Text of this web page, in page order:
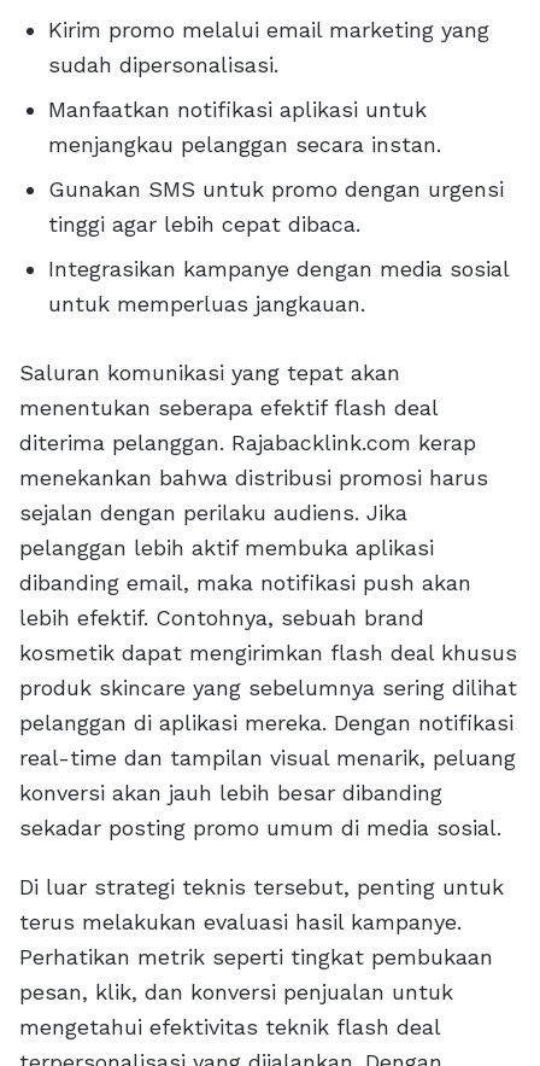
Kirim promo melalui email marketing yang
sudah dipersonalisasi.
Manfaatkan notifikasi aplikasi untuk
menjangkau pelanggan secara instan.
Gunakan SMS untuk promo dengan urgensi
tinggi agar lebih cepat dibaca.
Integrasikan kampanye dengan media sosial
untuk memperluas jangkauan.
Saluran komunikasi yang tepat akan
menentukan seberapa efektif flash deal
diterima pelanggan. Rajabacklink.com kerap
menekankan bahwa distribusi promosi harus
sejalan dengan perilaku audiens. Jika
pelanggan lebih aktif membuka aplikasi
dibanding email, maka notifikasi push akan
lebih efektif. Contohnya, sebuah brand
kosmetik dapat mengirimkan flash deal khusus
produk skincare yang sebelumnya sering dilihat
pelanggan di aplikasi mereka. Dengan notifikasi
real-time dan tampilan visual menarik, peluang
konversi akan jauh lebih besar dibanding
sekadar posting promo umum di media sosial.
Di luar strategi teknis tersebut, penting untuk
terus melakukan evaluasi hasil kampanye.
Perhatikan metrik seperti tingkat pembukaan
pesan, klik, dan konversi penjualan untuk
mengetahui efektivitas teknik flash deal